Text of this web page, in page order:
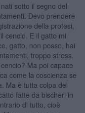
sotto il segno del
Devo prendere
della protesi,
cencio. E il gatto mi
gatto, non posso, hai
troppo stress.
Ma poi capace
come la coscienza se
Ma è tutta colpa del
fatte da bischeri in
di tutto, cioè